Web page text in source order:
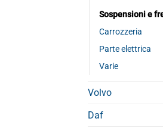
Sospensioni e
Carrozzeria
Parte elettrica
Varie
Volvo
Daf